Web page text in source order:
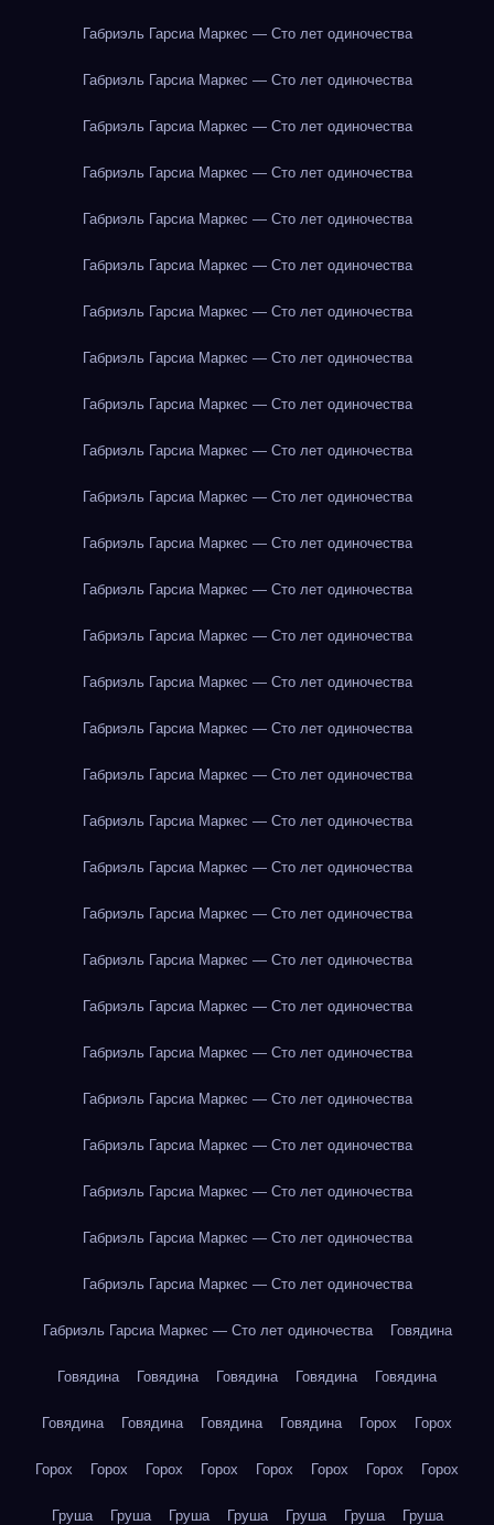
Габриэль Гарсиа Маркес — Сто лет одиночества
Габриэль Гарсиа Маркес — Сто лет одиночества
Габриэль Гарсиа Маркес — Сто лет одиночества
Габриэль Гарсиа Маркес — Сто лет одиночества
Габриэль Гарсиа Маркес — Сто лет одиночества
Габриэль Гарсиа Маркес — Сто лет одиночества
Габриэль Гарсиа Маркес — Сто лет одиночества
Габриэль Гарсиа Маркес — Сто лет одиночества
Габриэль Гарсиа Маркес — Сто лет одиночества
Габриэль Гарсиа Маркес — Сто лет одиночества
Габриэль Гарсиа Маркес — Сто лет одиночества
Габриэль Гарсиа Маркес — Сто лет одиночества
Габриэль Гарсиа Маркес — Сто лет одиночества
Габриэль Гарсиа Маркес — Сто лет одиночества
Габриэль Гарсиа Маркес — Сто лет одиночества
Габриэль Гарсиа Маркес — Сто лет одиночества
Габриэль Гарсиа Маркес — Сто лет одиночества
Габриэль Гарсиа Маркес — Сто лет одиночества
Габриэль Гарсиа Маркес — Сто лет одиночества
Габриэль Гарсиа Маркес — Сто лет одиночества
Габриэль Гарсиа Маркес — Сто лет одиночества
Габриэль Гарсиа Маркес — Сто лет одиночества
Габриэль Гарсиа Маркес — Сто лет одиночества
Габриэль Гарсиа Маркес — Сто лет одиночества
Габриэль Гарсиа Маркес — Сто лет одиночества
Габриэль Гарсиа Маркес — Сто лет одиночества
Габриэль Гарсиа Маркес — Сто лет одиночества
Габриэль Гарсиа Маркес — Сто лет одиночества
Габриэль Гарсиа Маркес — Сто лет одиночества Говядина
Говядина Говядина Говядина Говядина Говядина
Говядина Говядина Говядина Говядина Горох Горох
Горох Горох Горох Горох Горох Горох Горох Горох
Груша Груша Груша Груша Груша Груша Груша